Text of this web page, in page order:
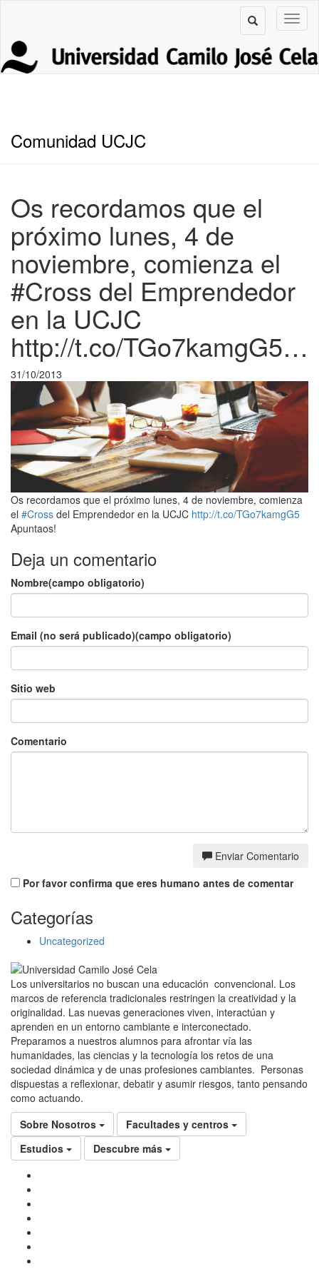
Comunidad UCJC
Os recordamos que el
próximo lunes, 4 de
noviembre, comienza el
#Cross del Emprendedor
en la UCJC
http://t.co/TGo7kamgG5…
31/10/2013
Os recordamos que el próximo lunes, 4 de noviembre, comienza
el #Cross del Emprendedor en la UCJC http://t.co/TGo7kamgG5
Apuntaos!
Deja un comentario
Nombre(campo obligatorio)
Email (no será publicado)(campo obligatorio)
Sitio web
Comentario
Enviar Comentario
Por favor confirma que eres humano antes de comentar
Categorías
Uncategorized
Los universitarios no buscan una educación convencional. Los
marcos de referencia tradicionales restringen la creatividad y la
originalidad. Las nuevas generaciones viven, interactúan y
aprenden en un entorno cambiante e interconectado.
Preparamos a nuestros alumnos para afrontar vía las
humanidades, las ciencias y la tecnología los retos de una
sociedad dinámica y de unas profesiones cambiantes. Personas
dispuestas a reflexionar, debatir y asumir riesgos, tanto pensando
como actuando.
Sobre Nosotros
Facultades y centros
Estudios
Descubre más